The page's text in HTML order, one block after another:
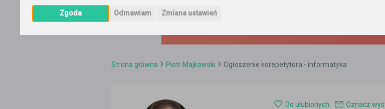
Zgoda Odmawiam Zmiana ustawień
Strona główna Piotr Majkowski Ogłoszenie korepetytora - informatyka
Do ulubionych Oznacz